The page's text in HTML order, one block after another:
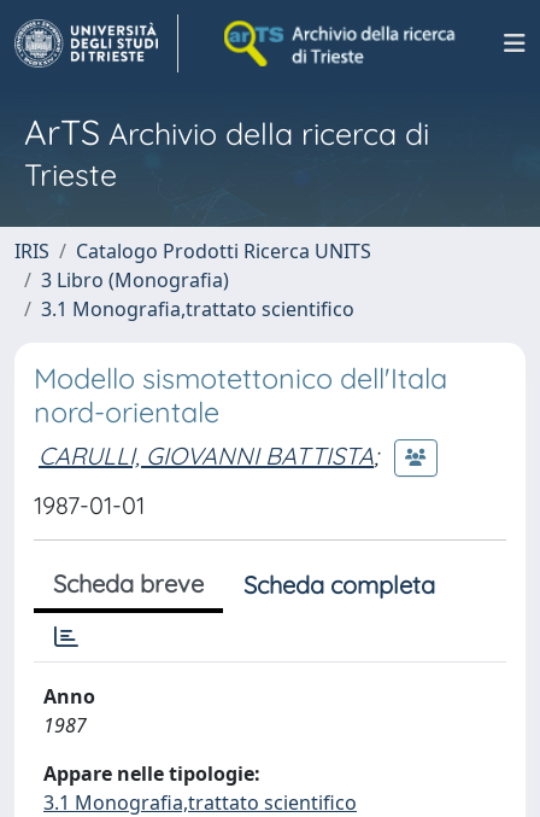
ArTS Archivio della ricerca di
Trieste
IRIS
Catalogo Prodotti Ricerca UNITS
3 Libro (Monografia)
3.1 Monografia,trattato scientifico
Modello sismotettonico dell'Itala
nord-orientale
CARULLI, GIOVANNI BATTISTA;
1987-01-01
Scheda breve Scheda completa
Anno
1987
Appare nelle tipologie:
3.1 Monografia,trattato scientifico